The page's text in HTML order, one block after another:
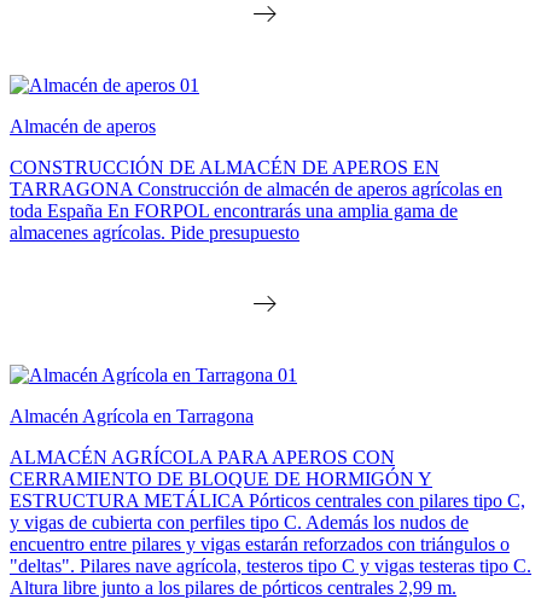
Almacén de aperos
CONSTRUCCIÓN DE ALMACÉN DE APEROS EN
TARRAGONA Construcción de almacén de aperos agrícolas en
toda España En FORPOL encontrarás una amplia gama de
almacenes agrícolas. Pide presupuesto
Almacén Agrícola en Tarragona
ALMACÉN AGRÍCOLA PARA APEROS CON
CERRAMIENTO DE BLOQUE DE HORMIGÓN Y
ESTRUCTURA METÁLICA Pórticos centrales con pilares tipo C,
y vigas de cubierta con perfiles tipo C. Además los nudos de
encuentro entre pilares y vigas estarán reforzados con triángulos o
"deltas". Pilares nave agrícola, testeros tipo C y vigas testeras tipo C.
Altura libre junto a los pilares de pórticos centrales 2,99 m.